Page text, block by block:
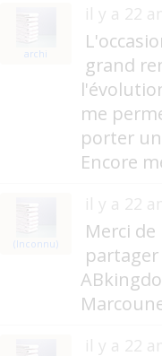
archi
il y a 22
grand
me
porter
Encore
(Inconnu)
il y a 22
Merci
il y a 22